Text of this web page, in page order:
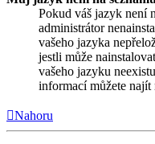
Pokud váš jazyk není
administrátor
vašeho jazyka
jestli může
vašeho jazyku
informací můžete najít
Nahoru